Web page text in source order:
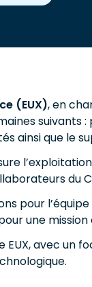
(EUX), en
ainsi que le
du
pour l’équipe
une mission
EUX, avec un